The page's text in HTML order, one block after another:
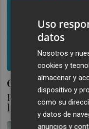
Garrigues ofrece
para resolver
los ERTE
Uso
datos
Nosotros y
cookies y
almacenar y
dispositivo y
como su
y datos de
anuncios y